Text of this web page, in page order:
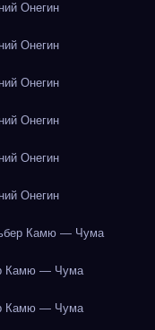
Онегин
Онегин
Онегин
Онегин
Онегин
Онегин
Камю — Чума
Камю — Чума
Камю — Чума